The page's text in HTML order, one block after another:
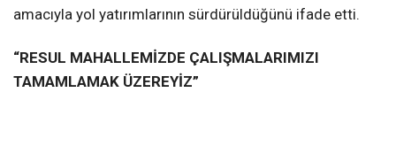
amacıyla yol yatırımlarının sürdürüldüğünü ifade etti.
“RESUL MAHALLEMİZDE ÇALIŞMALARIMIZI
TAMAMLAMAK ÜZEREYİZ”